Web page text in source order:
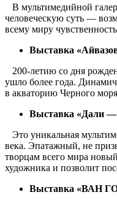
В мультимедийной
человеческую суть —
всему миру
Выставка
200-летию со дня
ушло более года.
в акваторию Черного
Выставка «Дали
Это уникальная
века. Эпатажный, не
творцам всего мира
художника и позволит
Выставка «ВАН